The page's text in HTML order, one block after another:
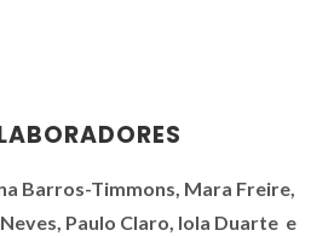
Barros-Timmons, Mara Freire,
Paulo Claro, Iola Duarte e